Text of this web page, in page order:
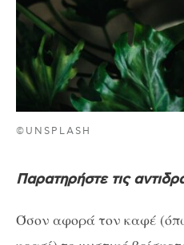
©UNSPLASH
Παρατηρήστε τις
Όσον αφορά τον καφέ